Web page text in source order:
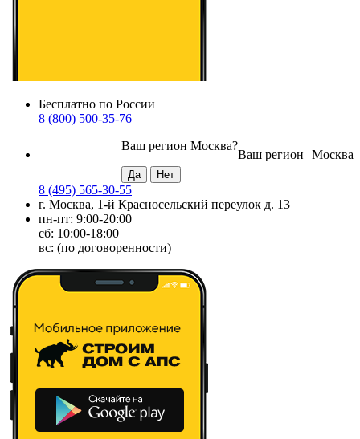
Бесплатно по России
8 (800) 500-35-76
Москва
Ваш регион
Ваш регион Москва?
8 (495) 565-30-55
г. Москва, 1-й Красносельский переулок д. 13
пн-пт: 9:00-20:00
сб: 10:00-18:00
вс: (по договоренности)